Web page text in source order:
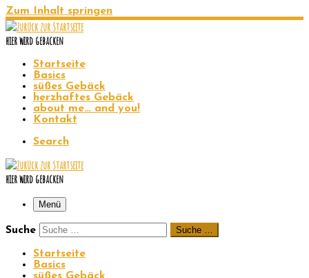
Zum Inhalt springen
hier wird gebacken
Startseite
Basics
süßes Gebäck
herzhaftes Gebäck
about me… and you!
Kontakt
Search
hier wird gebacken
Menü
Suche Suche …
Startseite
Basics